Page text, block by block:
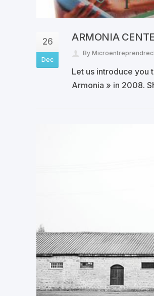
26
Dec
ARMONIA
By
Let us introduce you
Armonia » in 2008.